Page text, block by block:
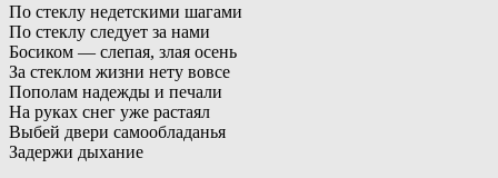
По стеклу недетскими шагами
По стеклу следует за нами
Босиком — слепая, злая осень
За стеклом жизни нету вовсе
Пополам надежды и печали
На руках снег уже растаял
Выбей двери самообладанья
Задержи дыхание